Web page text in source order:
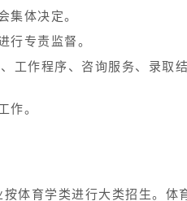
体决定。
专责监督。
作程序、咨询服务、录取
作。
体育学类进行大类招生。体